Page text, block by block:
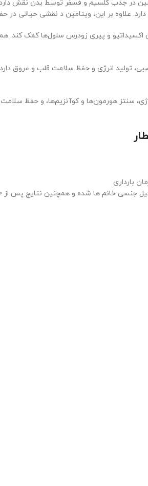
در جذب کلسیم و فسفر توسط بدن نقش
علاوه بر این، ویتامین د نقشی حیاتی
تولید انرژی و حفظ سلامت قلب و عروق
سنتز هورمون‌ها و کوآنزیم‌ها، و
بارداری